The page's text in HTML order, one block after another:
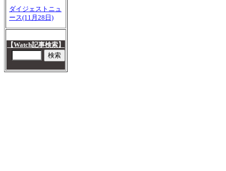
ダイジェストニュ
ース(11月28日)
【Watch記事検索】